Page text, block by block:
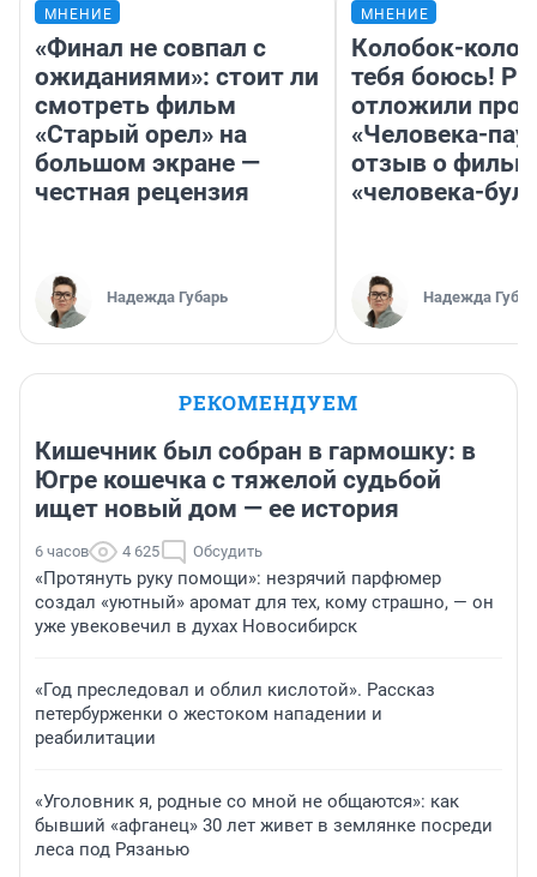
МНЕНИЕ
«Финал не совпал с
ожиданиями»: стоит ли
смотреть фильм
«Старый орел» на
большом экране —
честная рецензия
Надежда Губарь
МНЕНИЕ
Колобок-
тебя боюсь!
отложили
«Человека-
отзыв о
«человека-
Надежда
РЕКОМЕНДУЕМ
Кишечник был собран в гармошку: в
Югре кошечка с тяжелой судьбой
ищет новый дом — ее история
6 часов 4 625 Обсудить
«Протянуть руку помощи»: незрячий парфюмер
создал «уютный» аромат для тех, кому страшно, — он
уже увековечил в духах Новосибирск
«Год преследовал и облил кислотой». Рассказ
петербурженки о жестоком нападении и
реабилитации
«Уголовник я, родные со мной не общаются»: как
бывший «афганец» 30 лет живет в землянке посреди
леса под Рязанью